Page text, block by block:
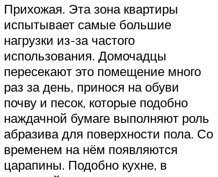
Прихожая. Эта зона квартиры
испытывает самые большие
нагрузки из-за частого
использования. Домочадцы
пересекают это помещение много
раз за день, принося на обуви
почву и песок, которые подобно
наждачной бумаге выполняют роль
абразива для поверхности пола. Со
временем на нём появляются
царапины. Подобно кухне, в